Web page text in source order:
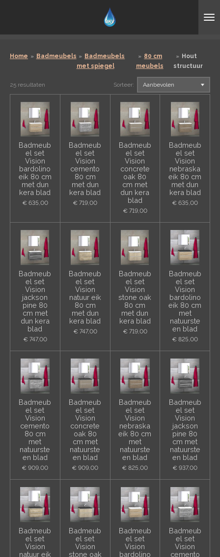
Home » Badmeubels » Badmeubels
met spiegel
» 80 cm
meubels
» Hout
structuur
25 resultaten Sorteer:
Badmeub
el set
Vision
bardolino
eik 80 cm
met dun
kera blad
€ 635,00
Badmeub
el set
Vision
cemento
80 cm
met dun
kera blad
€ 719,00
Badmeub
el set
Vision
concrete
oak 80
cm met
dun kera
blad
€ 719,00
Badmeub
el set
Vision
nebraska
eik 80 cm
met dun
kera blad
€ 635,00
Badmeub
el set
Vision
jackson
pine 80
cm met
dun kera
blad
€ 747,00
Badmeub
el set
Vision
natuur eik
80 cm
met dun
kera blad
€ 747,00
Badmeub
el set
Vision
stone oak
80 cm
met dun
kera blad
€ 719,00
Badmeub
el set
Vision
bardolino
eik 80 cm
met
natuurste
en blad
€ 825,00
Badmeub
el set
Vision
cemento
80 cm
met
natuurste
en blad
€ 909,00
Badmeub
el set
Vision
concrete
oak 80
cm met
natuurste
en blad
€ 909,00
Badmeub
el set
Vision
nebraska
eik 80 cm
met
natuurste
en blad
€ 825,00
Badmeub
el set
Vision
jackson
pine 80
cm met
natuurste
en blad
€ 937,00
Badmeub
el set
Vision
natuur eik
Badmeub
el set
Vision
stone oak
Badmeub
el set
Vision
bardolino
Badmeub
el set
Vision
cemento